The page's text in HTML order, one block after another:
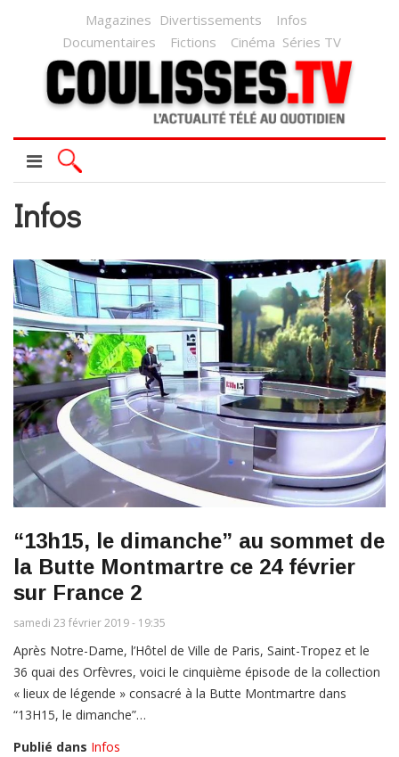
Magazines Divertissements
Infos
Documentaires
Fictions Cinéma Séries TV
Infos
“13h15, le dimanche” au sommet de
la Butte Montmartre ce 24 février
sur France 2
samedi 23 février 2019 - 19:35
Après Notre-Dame, l’Hôtel de Ville de Paris, Saint-Tropez et le
36 quai des Orfèvres, voici le cinquième épisode de la collection
« lieux de légende » consacré à la Butte Montmartre dans
“13H15, le dimanche”…
Publié dans Infos